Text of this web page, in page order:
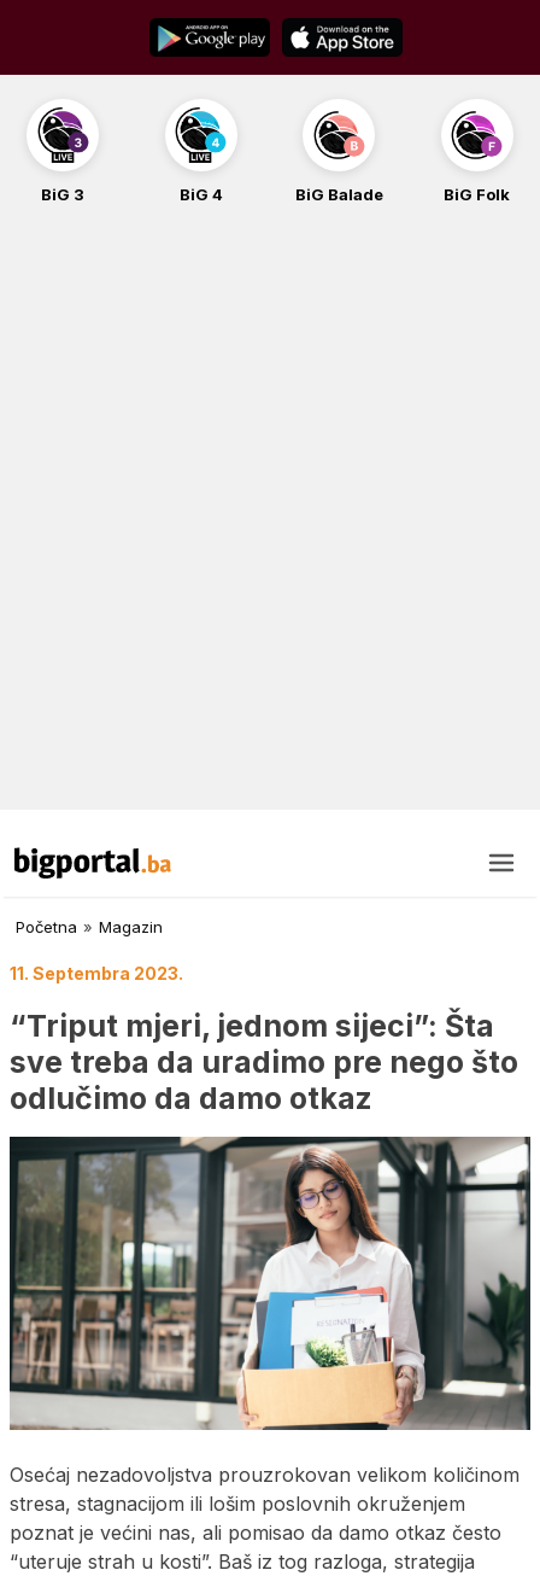
content
BiG 4 BiG Balade BiG Folk BiG iG
Početna » Magazin
11. Septembra 2023.
“Triput mjeri, jednom sijeci”: Šta
sve treba da uradimo pre nego što
odlučimo da damo otkaz
Osećaj nezadovoljstva prouzrokovan velikom količinom
stresa, stagnacijom ili lošim poslovnih okruženjem
poznat je većini nas, ali pomisao da damo otkaz često
“uteruje strah u kosti”. Baš iz tog razloga, strategija